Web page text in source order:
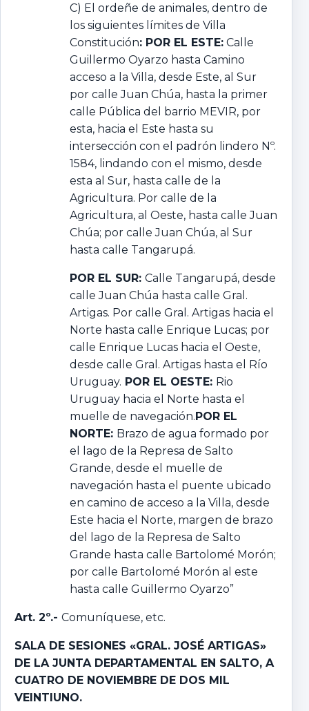
C) El ordeñe de animales, dentro de
los siguientes límites de Villa
Constitución: POR EL ESTE: Calle
Guillermo Oyarzo hasta Camino
acceso a la Villa, desde Este, al Sur
por calle Juan Chúa, hasta la primer
calle Pública del barrio MEVIR, por
esta, hacia el Este hasta su
intersección con el padrón lindero Nº.
1584, lindando con el mismo, desde
esta al Sur, hasta calle de la
Agricultura. Por calle de la
Agricultura, al Oeste, hasta calle Juan
Chúa; por calle Juan Chúa, al Sur
hasta calle Tangarupá.
POR EL SUR: Calle Tangarupá, desde
calle Juan Chúa hasta calle Gral.
Artigas. Por calle Gral. Artigas hacia el
Norte hasta calle Enrique Lucas; por
calle Enrique Lucas hacia el Oeste,
desde calle Gral. Artigas hasta el Río
Uruguay. POR EL OESTE: Rio
Uruguay hacia el Norte hasta el
muelle de navegación.POR EL
NORTE: Brazo de agua formado por
el lago de la Represa de Salto
Grande, desde el muelle de
navegación hasta el puente ubicado
en camino de acceso a la Villa, desde
Este hacia el Norte, margen de brazo
del lago de la Represa de Salto
Grande hasta calle Bartolomé Morón;
por calle Bartolomé Morón al este
hasta calle Guillermo Oyarzo”
Art. 2º.- Comuníquese, etc.
SALA DE SESIONES «GRAL. JOSÉ ARTIGAS»
DE LA JUNTA DEPARTAMENTAL EN SALTO, A
CUATRO DE NOVIEMBRE DE DOS MIL
VEINTIUNO.